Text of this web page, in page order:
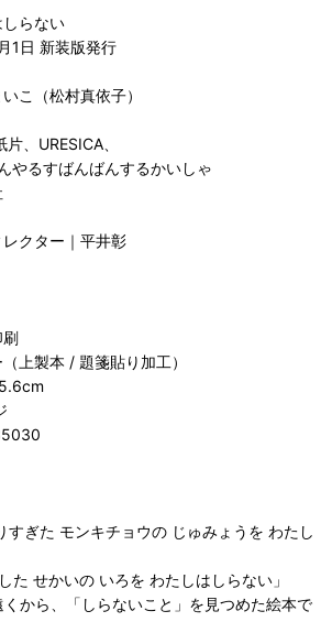
らない
1日 新装版発行
こ（松村真依子）
、URESICA、
やるすばんばんするかいしゃ
クター｜平井彰
上製本 / 題箋貼り加工）
すぎた モンキチョウの じゅみょうを わたし
た せかいの いろを わたしはしらない」
から、「しらないこと」を見つめた絵本で